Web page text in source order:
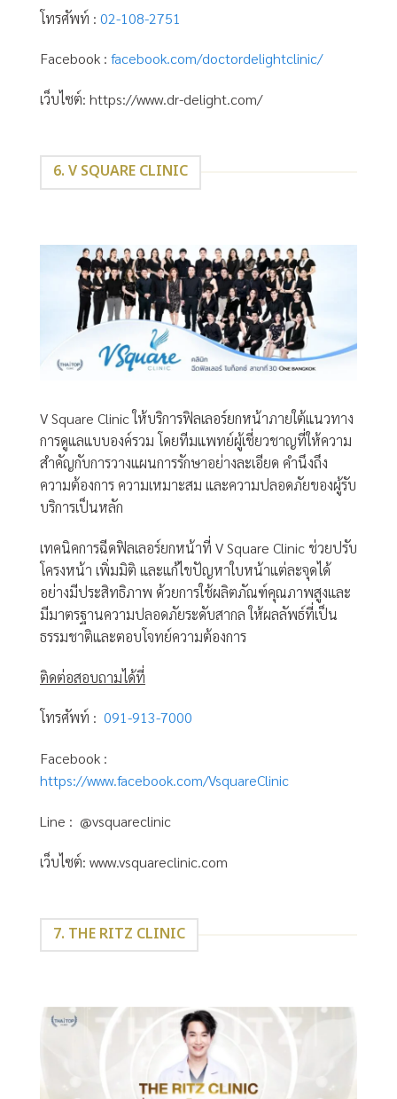
โทรศัพท์ : 02-108-2751
Facebook : facebook.com/doctordelightclinic/
เว็บไซต์: https://www.dr-delight.com/
6. V SQUARE CLINIC
V Square Clinic ให้บริการฟิลเลอร์ยกหน้าภายใต้แนวทาง
การดูแลแบบองค์รวม โดยทีมแพทย์ผู้เชี่ยวชาญที่ให้ความ
สำคัญกับการวางแผนการรักษาอย่างละเอียด คำนึงถึง
ความต้องการ ความเหมาะสม และความปลอดภัยของผู้รับ
บริการเป็นหลัก
เทคนิคการฉีดฟิลเลอร์ยกหน้าที่ V Square Clinic ช่วยปรับ
โครงหน้า เพิ่มมิติ และแก้ไขปัญหาใบหน้าแต่ละจุดได้
อย่างมีประสิทธิภาพ ด้วยการใช้ผลิตภัณฑ์คุณภาพสูงและ
มีมาตรฐานความปลอดภัยระดับสากล ให้ผลลัพธ์ที่เป็น
ธรรมชาติและตอบโจทย์ความต้องการ
ติดต่อสอบถามได้ที่
โทรศัพท์ : 091-913-7000
Facebook :
https://www.facebook.com/VsquareClinic
Line : @vsquareclinic
เว็บไซต์: www.vsquareclinic.com
7. THE RITZ CLINIC